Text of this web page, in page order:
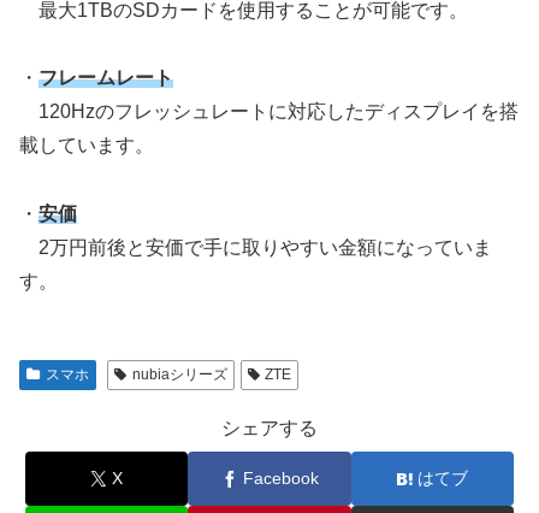
最大1TBのSDカードを使用することが可能です。
・ フレームレート
120Hzのフレッシュレートに対応したディスプレイを搭
載しています。
・ 安価
2万円前後と安価で手に取りやすい金額になっていま
す。
スマホ nubiaシリーズ ZTE
シェアする
X Facebook はてブ